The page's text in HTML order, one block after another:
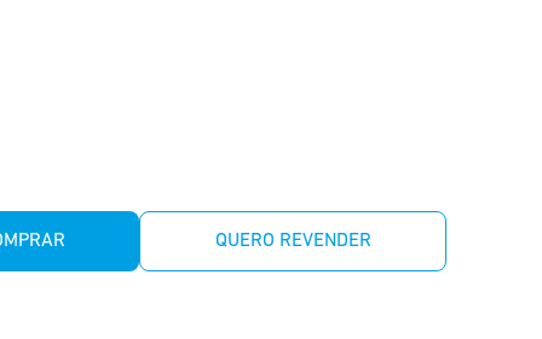
QUERO REVENDER